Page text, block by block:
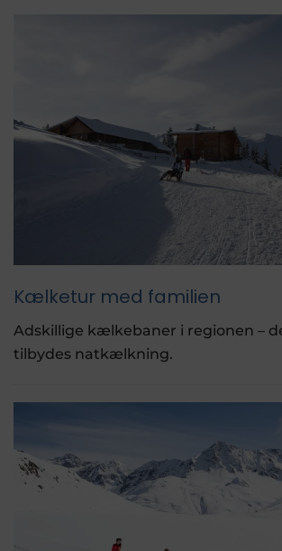
Kælketur med familien
Adskillige kælkebaner i regionen –
tilbydes natkælkning.